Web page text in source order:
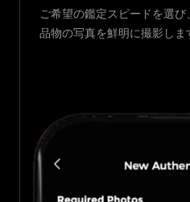
ご希望の鑑定スピードを選
品物の写真を鮮明に撮影しま